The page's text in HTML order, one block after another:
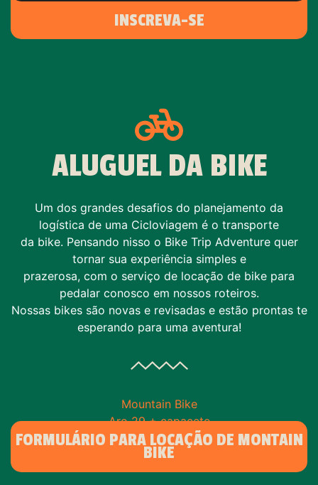
INSCREVA-SE
ALUGUEL DA BIKE
Um dos grandes desafios do planejamento da
logística de uma Cicloviagem é o transporte
da bike. Pensando nisso o Bike Trip Adventure quer
tornar sua experiência simples e
prazerosa, com o serviço de locação de bike para
pedalar conosco em nossos roteiros.
Nossas bikes são novas e revisadas e estão prontas te
esperando para uma aventura!
Mountain Bike
Aro 29 + capacete
FORMULÁRIO PARA LOCAÇÃO DE MONTAIN
BIKE